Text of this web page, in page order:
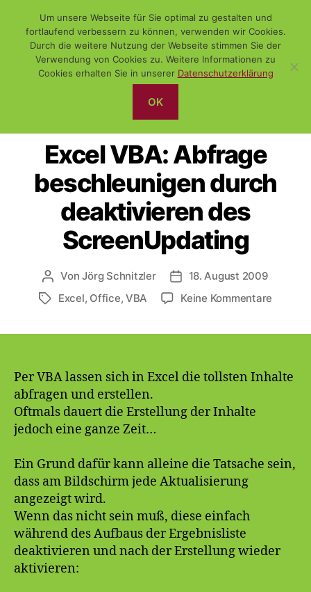
WiSch
Kategorien
WINDOWS
Excel VBA: Abfrage
beschleunigen durch
deaktivieren des
ScreenUpdating
Beitragsautor
VonJörg Schnitzler Veröffentlichungsdatum
18. August 2009
Schlagwörter
Excel, Office, VBA Keine Kommentare
durch
Per VBA lassen sich in Excel die tollsten Inhalte
abfragen und erstellen.
Oftmals dauert die Erstellung der Inhalte
jedoch eine ganze Zeit…
Ein Grund dafür kann alleine die Tatsache sein,
dass am Bildschirm jede Aktualisierung
angezeigt wird.
Wenn das nicht sein muß, diese einfach
während des Aufbaus der Ergebnisliste
deaktivieren und nach der Erstellung wieder
aktivieren:
Um unsere Webseite für Sie optimal zu gestalten und
fortlaufend verbessern zu können, verwenden wir Cookies.
Durch die weitere Nutzung der Webseite stimmen Sie der
Verwendung von Cookies zu. Weitere Informationen zu
Cookies erhalten Sie in unserer Datenschutzerklärung
OK